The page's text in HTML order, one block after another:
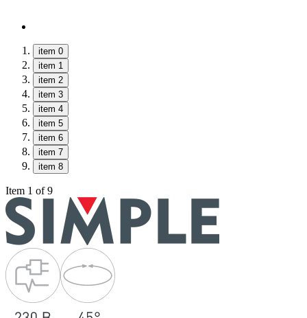
item 0
item 1
item 2
item 3
item 4
item 5
item 6
item 7
item 8
Item 1 of 9